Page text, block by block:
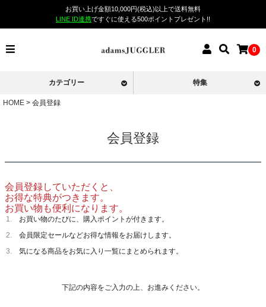
お買い上げ金額10,000円(税込)以上で送料無料
LINE ID連携ですぐに使える500ポイントプレゼント!!
0
カテゴリー 特集
HOME 会員登録
会員登録
会員登録していただくと、
お得な特典がつきます。
お買い物も便利になります。
お買い物のたびに、購入ポイントが付きます。
会員限定セールなどお得な情報をお届けします。
気になる商品をお気に入り一覧にまとめられます。
下記の内容をご入力の上、お進みください。